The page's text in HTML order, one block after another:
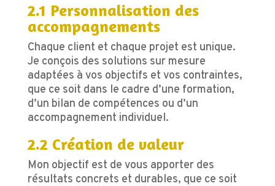
2.1 Personnalisation des
accompagnements
Chaque client et chaque projet est unique.
Je conçois des solutions sur mesure
adaptées à vos objectifs et vos contraintes,
que ce soit dans le cadre d’une formation,
d’un bilan de compétences ou d’un
accompagnement individuel.
2.2 Création de valeur
Mon objectif est de vous apporter des
résultats concrets et durables, que ce soit